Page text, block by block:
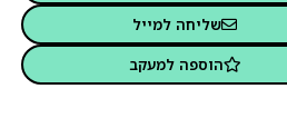
שליחה למייל
הוספה למעקב